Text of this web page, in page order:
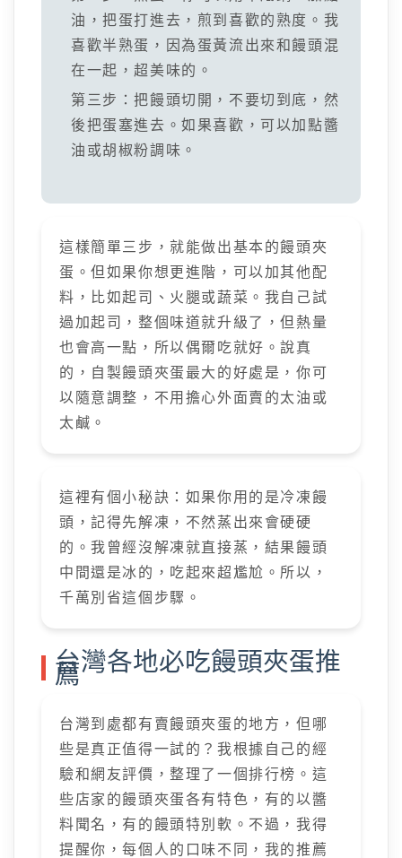
油，把蛋打進去，煎到喜歡的熟度。我
喜歡半熟蛋，因為蛋黃流出來和饅頭混
在一起，超美味的。
第三步：把饅頭切開，不要切到底，然
後把蛋塞進去。如果喜歡，可以加點醬
油或胡椒粉調味。
這樣簡單三步，就能做出基本的饅頭夾
蛋。但如果你想更進階，可以加其他配
料，比如起司、火腿或蔬菜。我自己試
過加起司，整個味道就升級了，但熱量
也會高一點，所以偶爾吃就好。說真
的，自製饅頭夾蛋最大的好處是，你可
以隨意調整，不用擔心外面賣的太油或
太鹹。
這裡有個小秘訣：如果你用的是冷凍饅
頭，記得先解凍，不然蒸出來會硬硬
的。我曾經沒解凍就直接蒸，結果饅頭
中間還是冰的，吃起來超尷尬。所以，
千萬別省這個步驟。
台灣各地必吃饅頭夾蛋推
薦
台灣到處都有賣饅頭夾蛋的地方，但哪
些是真正值得一試的？我根據自己的經
驗和網友評價，整理了一個排行榜。這
些店家的饅頭夾蛋各有特色，有的以醬
料聞名，有的饅頭特別軟。不過，我得
提醒你，每個人的口味不同，我的推薦